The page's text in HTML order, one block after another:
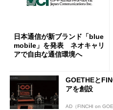
日本通信が新ブランド「blue
mobile」を発表 ネオキャリ
アで自由な通信環境へ
GOETHEと
アを創設
AD（FINCHI on